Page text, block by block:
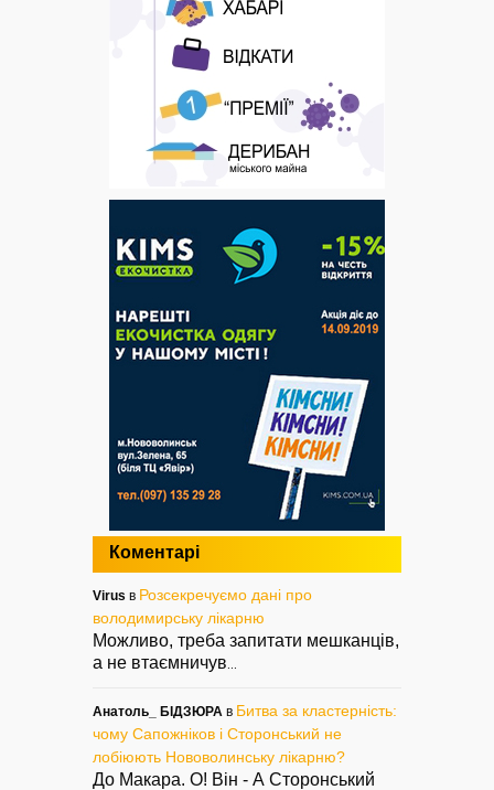
Коментарі
Virus в Розсекречуємо дані про
володимирську лікарню
Можливо, треба запитати мешканців,
а не втаємничув
Анатоль_ БІДЗЮРА в Битва за кластерність:
чому Сапожніков і Сторонський не
лобіюють Нововолинську лікарню?
До Макара. О! Він - А Сторонський